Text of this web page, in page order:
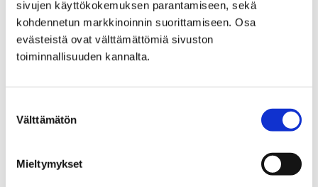
sivujen käyttökokemuksen parantamiseen, sekä
kohdennetun markkinoinnin suorittamiseen. Osa
evästeistä ovat välttämättömiä sivuston
toiminnallisuuden kannalta.
valinta
Välttämätön
Mieltymykset
Ohjattu liikunta
Lavian ohjatut ryhmät